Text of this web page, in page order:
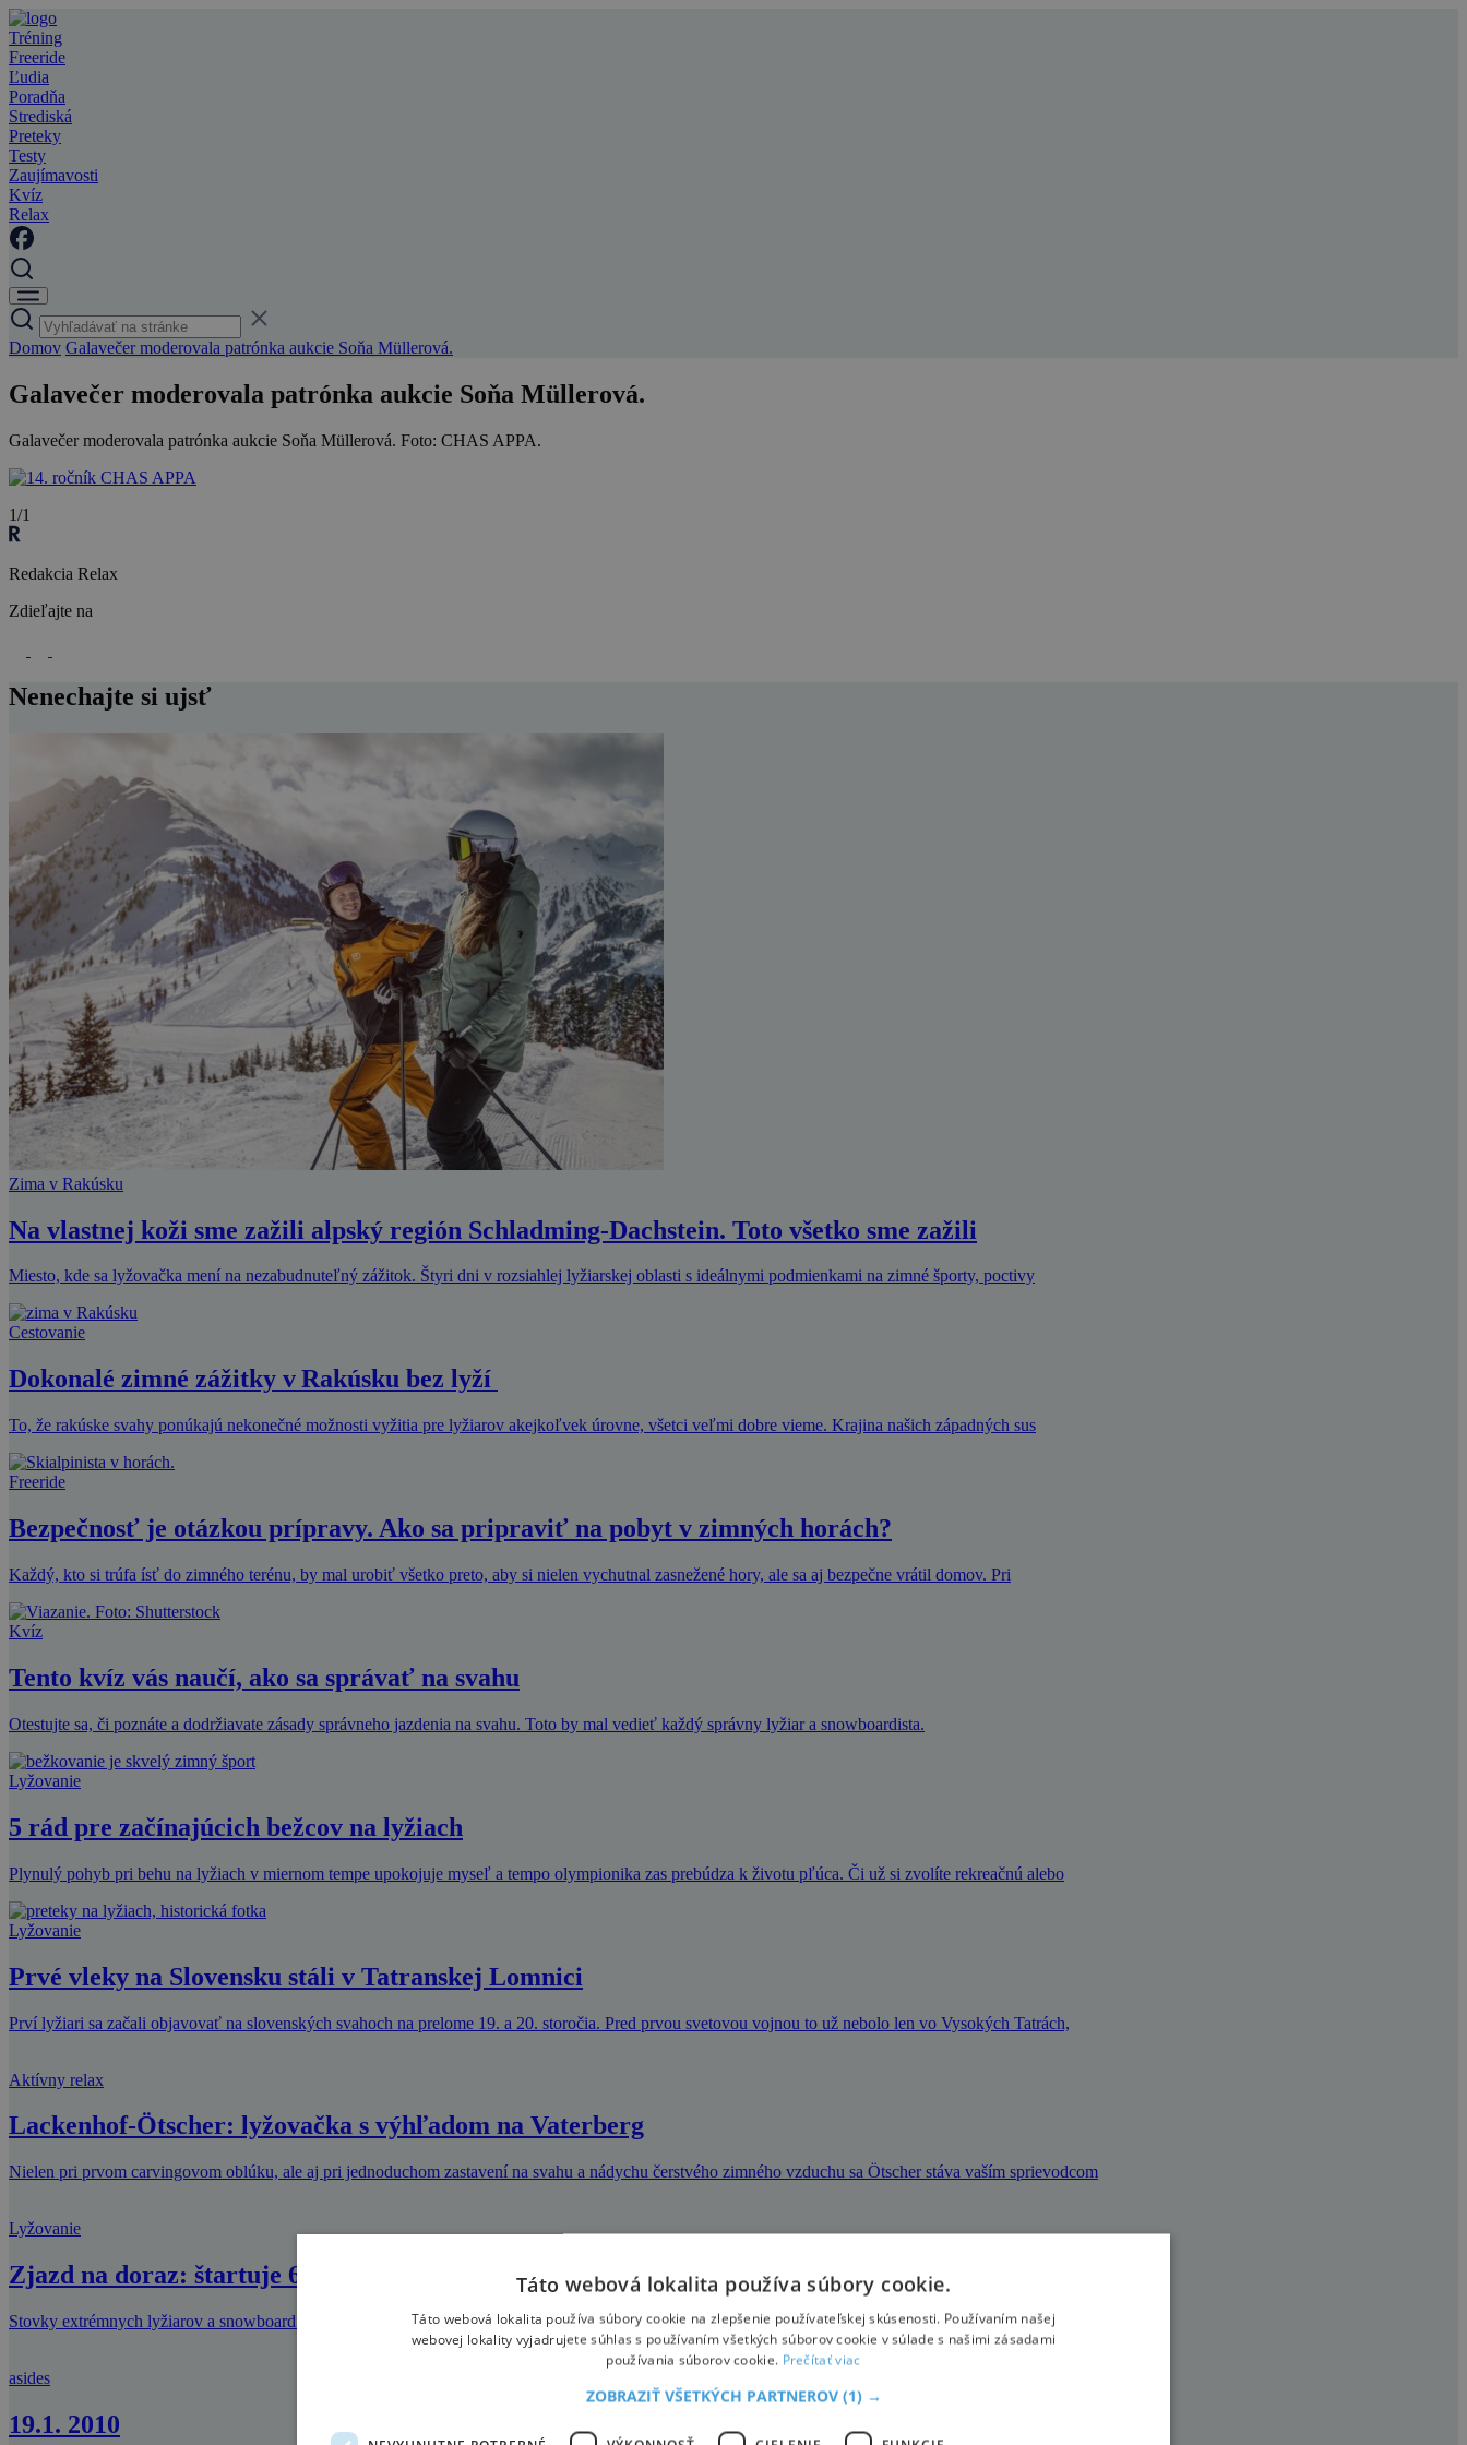
Tréning
Freeride
Ľudia
Poradňa
Strediská
Preteky
Testy
Zaujímavosti
Kvíz
Relax
Domov Galavečer moderovala patrónka aukcie Soňa Müllerová.
Galavečer moderovala patrónka aukcie Soňa Müllerová.
Galavečer moderovala patrónka aukcie Soňa Müllerová. Foto: CHAS APPA.
1/1
Redakcia Relax
Zdieľajte na
Nenechajte si ujsť
Zima v Rakúsku
Na vlastnej koži sme zažili alpský región Schladming-Dachstein. Toto všetko sme zažili
Miesto, kde sa lyžovačka mení na nezabudnuteľný zážitok. Štyri dni v rozsiahlej lyžiarskej oblasti s ideálnymi podmienkami na zimné športy, poctivy
Cestovanie
Dokonalé zimné zážitky v Rakúsku bez lyží
To, že rakúske svahy ponúkajú nekonečné možnosti vyžitia pre lyžiarov akejkoľvek úrovne, všetci veľmi dobre vieme. Krajina našich západných sus
Freeride
Bezpečnosť je otázkou prípravy. Ako sa pripraviť na pobyt v zimných horách?
Každý, kto si trúfa ísť do zimného terénu, by mal urobiť všetko preto, aby si nielen vychutnal zasnežené hory, ale sa aj bezpečne vrátil domov. Pri
Kvíz
Tento kvíz vás naučí, ako sa správať na svahu
Otestujte sa, či poznáte a dodržiavate zásady správneho jazdenia na svahu. Toto by mal vedieť každý správny lyžiar a snowboardista.
Lyžovanie
5 rád pre začínajúcich bežcov na lyžiach
Plynulý pohyb pri behu na lyžiach v miernom tempe upokojuje myseľ a tempo olympionika zas prebúdza k životu pľúca. Či už si zvolíte rekreačnú alebo
Lyžovanie
Prvé vleky na Slovensku stáli v Tatranskej Lomnici
Prví lyžiari sa začali objavovať na slovenských svahoch na prelome 19. a 20. storočia. Pred prvou svetovou vojnou to už nebolo len vo Vysokých Tatrách,
Aktívny relax
Lackenhof-Ötscher: lyžovačka s výhľadom na Vaterberg
Nielen pri prvom carvingovom oblúku, ale aj pri jednoduchom zastavení na svahu a nádychu čerstvého zimného vzduchu sa Ötscher stáva vaším sprievodcom
Lyžovanie
Zjazd na doraz: štartuje 620 ľudí, najstarší má 74 rokov
Stovky extrémnych lyžiarov a snowboardistov mieria cez víkend do lyžiarskeho strediska Jasná v Nízkych Tatrách na masový zjazd Red Bull Zjazd na Doraz.
asides
19.1. 2010
Táto webová lokalita používa súbory cookie.
Táto webová lokalita používa súbory cookie na zlepšenie používateľskej skúsenosti. Používaním našej
webovej lokality vyjadrujete súhlas s používaním všetkých súborov cookie v súlade s našimi zásadami
používania súborov cookie. Prečítať viac
ZOBRAZIŤ VŠETKÝCH PARTNEROV (1) →